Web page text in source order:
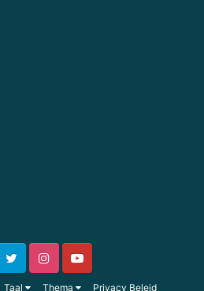
Taal Thema Privacy Beleid